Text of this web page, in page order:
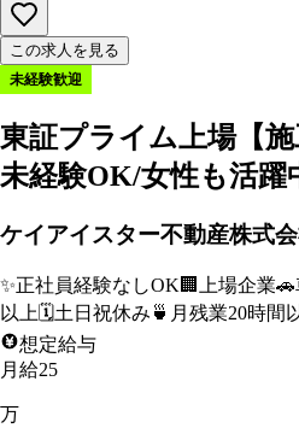
この求人を見る
未経験歓迎
東証プライム上場【施
未経験OK/女性も活躍
ケイアイスター不動産株式
✨正社員経験なしOK 🏢 上場企業🚗
以上 🗓️土日祝休み 🍵 月残業20時間
想定給与
月給25
万